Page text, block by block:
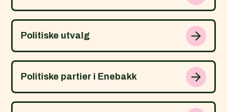
Politiske utvalg
Politiske partier i Enebakk